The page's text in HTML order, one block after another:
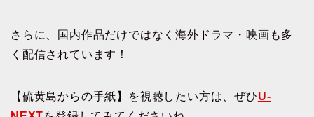
さらに、国内作品だけではなく海外ドラマ・映画も多
く配信されています！
【硫黄島からの手紙】を視聴したい方は、ぜひU-